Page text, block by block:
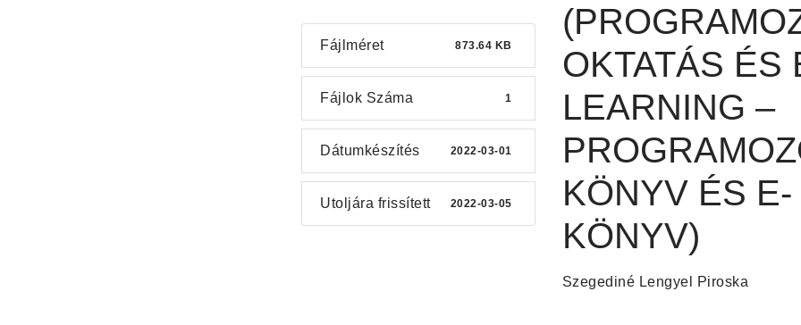
Fájlméret 873.64 KB
Fájlok Száma 1
Dátumkészítés 2022-03-01
Utoljára frissített 2022-03-05
OKTATÁS ÉS
LEARNING –
KÖNYV ÉS E-
KÖNYV)
Szegediné Lengyel Piroska